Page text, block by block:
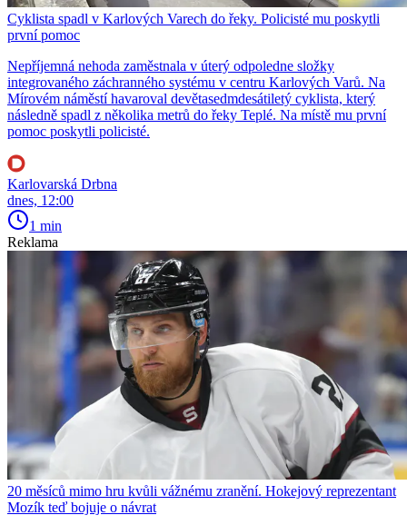
Cyklista spadl v Karlových Varech do řeky. Policisté mu poskytli
první pomoc
Nepříjemná nehoda zaměstnala v úterý odpoledne složky
integrovaného záchranného systému v centru Karlových Varů. Na
Mírovém náměstí havaroval devětasedmdesátiletý cyklista, který
následně spadl z několika metrů do řeky Teplé. Na místě mu první
pomoc poskytli policisté.
Karlovarská Drbna
dnes, 12:00
1 min
Reklama
20 měsíců mimo hru kvůli vážnému zranění. Hokejový reprezentant
Mozík teď bojuje o návrat